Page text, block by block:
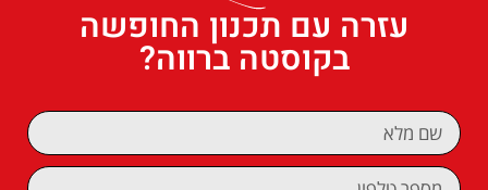
עזרה עם תכנון החופשה
בקוסטה ברווה?